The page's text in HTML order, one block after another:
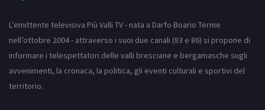
L’emittente televisiva Più Valli TV - nata a Darfo Boario Terme
nell’ottobre 2004 - attraverso i suoi due canali (83 e 86) si propone di
informare i telespettatori delle valli bresciane e bergamasche sugli
avvenimenti, la cronaca, la politica, gli eventi culturali e sportivi del
territorio.